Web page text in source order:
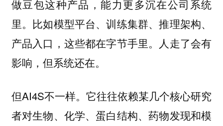
做豆包这种产品，能力更多沉在公司系统
里。比如模型平台、训练集群、推理架构、
产品入口，这些都在字节手里。人走了会有
影响，但系统还在。
但AI4S不一样。它往往依赖某几个核心研究
者对生物、化学、蛋白结构、药物发现和模